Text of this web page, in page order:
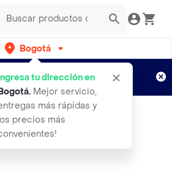
Bogotá
tu dirección en
. Mejor servicio,
más rápidas y
precios más
gratis por semanas
Aplican TyC
Cambiar